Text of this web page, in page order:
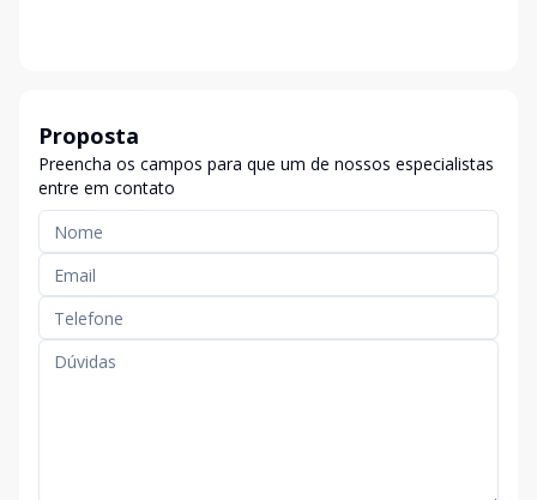
Proposta
Preencha os campos para que um de nossos especialistas
entre em contato